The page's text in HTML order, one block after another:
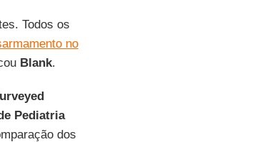
Todos os
no
Blank.
Pediatria
dos